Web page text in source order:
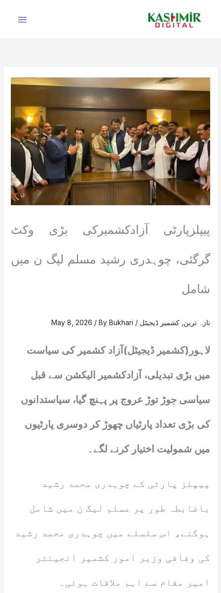
پیپلزپارٹی آزادکشمیرکی بڑی وکٹ
گرگئی، چوہدری رشید مسلم لیگ ن میں
شامل
تازہ ترین کشمیر ڈیجیٹل /
May 8, 2026 / ByBukhari
لاہور(کشمیر ڈیجیٹل)آزاد کشمیر کی سیاست
میں بڑی تبدیلی، آزادکشمیر الیکشن سے قبل
سیاسی جوڑ توڑ عروج پر پہنچ گیا، سیاستدانوں
کی بڑی تعداد پارٹیاں چھوڑ کر دوسری پارٹیوں
میں شمولیت اختیار کرنے لگے۔
پیپلز پارٹی کے چوہدری محمد رشید
باضابطہ طور پر مسلم لیگ ن میں شامل
ہوگئے، اس سلسلے میں چوہدری محمد رشید
کی وفاقی وزیر امور کشمیر انجینئر
امیر مقام سے اہم ملاقات ہوئی۔